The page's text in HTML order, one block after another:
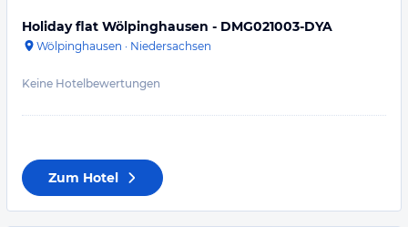
Holiday flat Wölpinghausen - DMG021003-DYA
Wölpinghausen · Niedersachsen
Keine Hotelbewertungen
Zum Hotel